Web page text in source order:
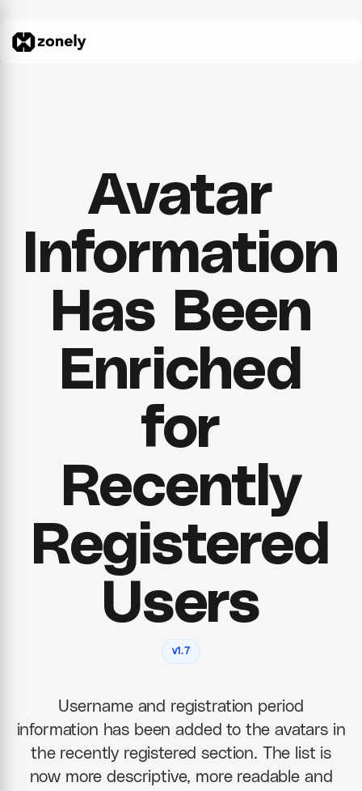
Avatar
Information
Has Been
Enriched
for
Recently
Registered
Users
v1.7
Username and registration period
information has been added to the avatars in
the recently registered section. The list is
now more descriptive, more readable and